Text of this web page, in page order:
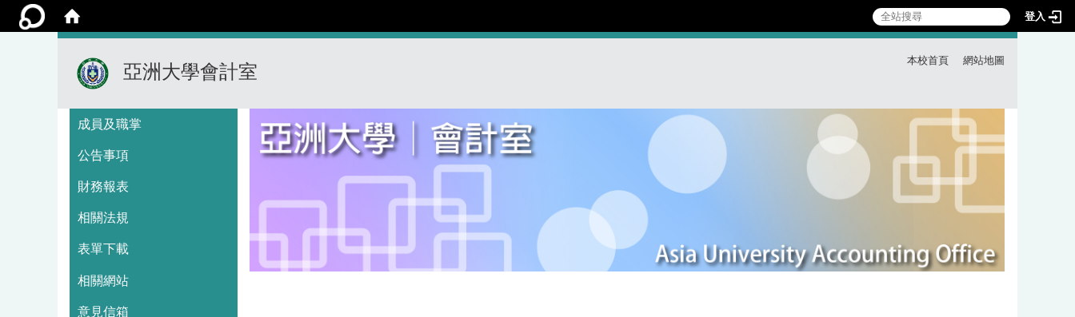
登入
亞洲大學會計室
本校首頁 網站地圖
成員及職掌
公告事項
財務報表
相關法規
表單下載
相關網站
意見信箱